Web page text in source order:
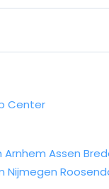
Center
Arnhem Assen
Nijmegen